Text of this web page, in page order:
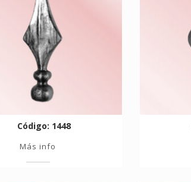
Código: 1448
Más info